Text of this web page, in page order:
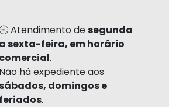
Atendimento desegunda
sexta-feira, em horário
.
há expediente aos
domingos e
.